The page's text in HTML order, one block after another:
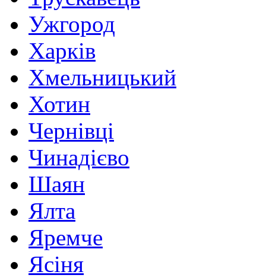
Ужгород
Харків
Хмельницький
Хотин
Чернівці
Чинадієво
Шаян
Ялта
Яремче
Ясіня